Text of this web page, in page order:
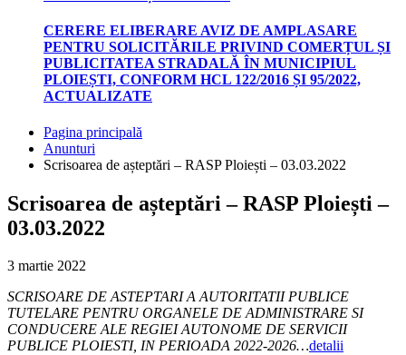
CERERE ELIBERARE AVIZ DE AMPLASARE
PENTRU SOLICITĂRILE PRIVIND COMERȚUL ȘI
PUBLICITATEA STRADALĂ ÎN MUNICIPIUL
PLOIEȘTI, CONFORM HCL 122/2016 ȘI 95/2022,
ACTUALIZATE
Pagina principală
Anunturi
Scrisoarea de așteptări – RASP Ploiești – 03.03.2022
Scrisoarea de așteptări – RASP Ploiești –
03.03.2022
3 martie 2022
SCRISOARE DE ASTEPTARI A AUTORITATII PUBLICE
TUTELARE PENTRU ORGANELE DE ADMINISTRARE SI
CONDUCERE ALE REGIEI AUTONOME DE SERVICII
PUBLICE PLOIESTI, IN PERIOADA 2022-2026…detalii